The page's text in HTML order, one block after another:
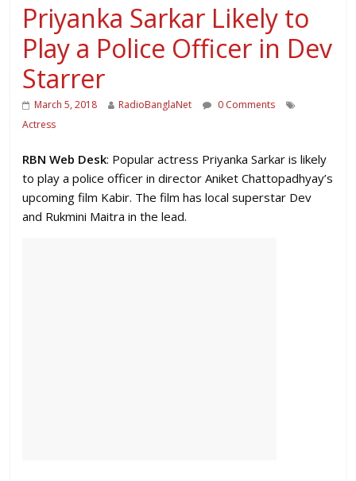
Priyanka Sarkar Likely to
Play a Police Officer in Dev
Starrer
March 5, 2018 RadioBanglaNet
0 Comments
Actress
RBN Web Desk: Popular actress Priyanka Sarkar is likely
to play a police officer in director Aniket Chattopadhyay’s
upcoming film Kabir. The film has local superstar Dev
and Rukmini Maitra in the lead.